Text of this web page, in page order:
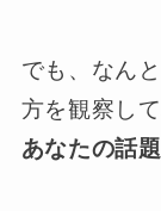
でも、なん
方を観察し
あなたの話題